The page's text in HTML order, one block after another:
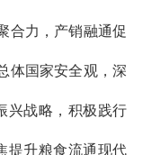
合力，产销融通促
体国家安全观，深
兴战略，积极践行
提升粮食流通现代